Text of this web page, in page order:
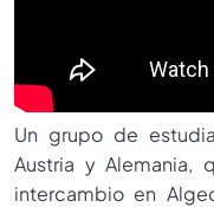
Un grupo de
Austria y Alemania,
intercambio en